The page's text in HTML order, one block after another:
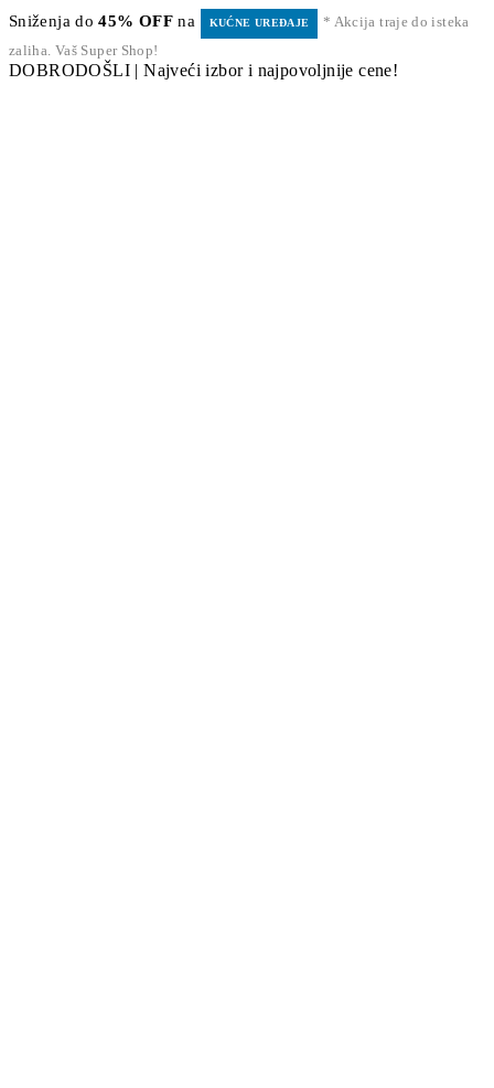
Sniženja do45% OFF na KUĆNE UREĐAJE
* Akcija traje do isteka
zaliha. Vaš Super Shop!
DOBRODOŠLI | Najveći izbor i najpovoljnije cene!